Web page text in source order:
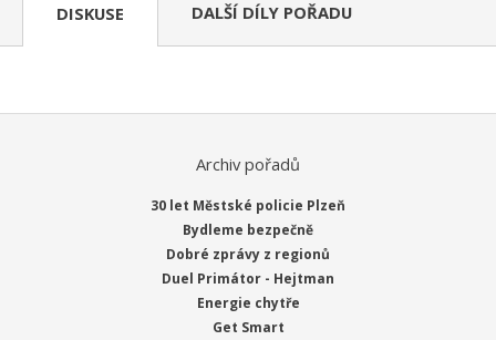
DISKUSE DALŠÍ DÍLY POŘADU
Archiv pořadů
30 let Městské policie Plzeň
Bydleme bezpečně
Dobré zprávy z regionů
Duel Primátor - Hejtman
Energie chytře
Get Smart